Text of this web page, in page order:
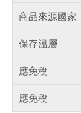
商品來源國家
保存溫層
應免稅
應免稅